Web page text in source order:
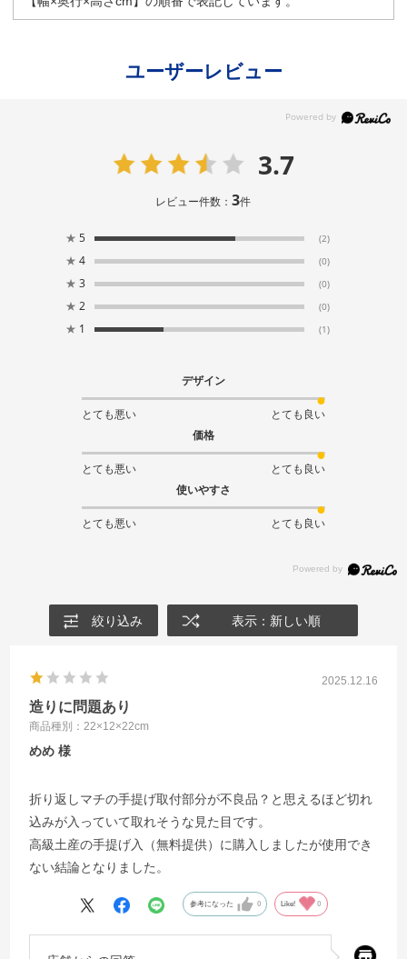
ユーザーレビュー
3.7
レビュー件数：3件
★ 5 (2)
★ 4 (0)
★ 3 (0)
★ 2 (0)
★ 1 (1)
デザイン
とても悪い
とても良い
価格
とても悪い
とても良い
使いやすさ
とても悪い とても良い
絞り込み 表示：新しい順
2025.12.16
造りに問題あり
商品種別：22×12×22cm
めめ
折り返しマチの手提げ取付部分が不良品？と思えるほど切れ
込みが入っていて取れそうな見た目です。
高級土産の手提げ入（無料提供）に購入しましたが使用でき
ない結論となりました。
参考になった 0 Like! 0